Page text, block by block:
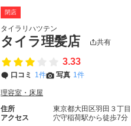
閉店
タイラリハツテン
タイラ理髪店 共有
3.33
口コミ 1件 写真 1件
理容室・床屋
住所
東京都大田区羽田３丁
アクセス
穴守稲荷駅から徒歩7分